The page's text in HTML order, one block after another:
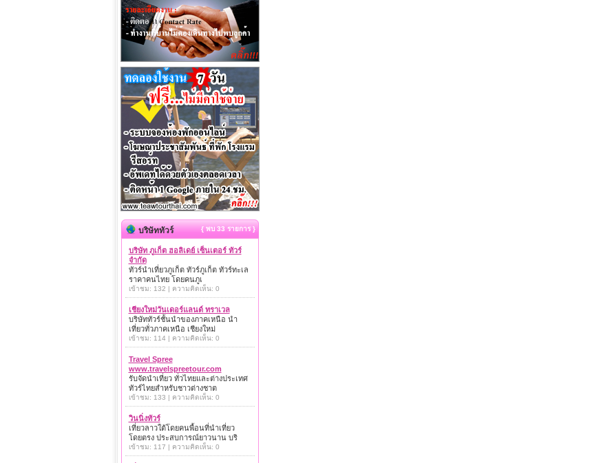
บริษัททัวร์ { พบ 33 รายการ }
บริษัท ภูเก็ต ฮอลิเดย์ เซ็นเตอร์ ทัวร์
จำกัด
ทัวร์นำเที่ยวภูเก็ต ทัวร์ภูเก็ต ทัวร์ทะเล
ราคาคนไทย โดยคนภูเ
เข้าชม: 132 | ความคิดเห็น: 0
เชียงใหม่วันเดอร์แลนด์ ทราเวล
บริษัททัวร์ชั้นนำของภาคเหนือ นำ
เที่ยวทั่วภาคเหนือ เชียงใหม่
เข้าชม: 114 | ความคิดเห็น: 0
Travel Spree
www.travelspreetour.com
รับจัดนำเที่ยว ทั่วไทยและต่างประเทศ
ทัวร์ไทยสำหรับชาวต่างชาต
เข้าชม: 133 | ความคิดเห็น: 0
วินนิ่งทัวร์
เที่ยวลาวใต้โดยคนพื้อนที่นำเที่ยว
โดยตรง ประสบการณ์ยาวนาน บริ
เข้าชม: 117 | ความคิดเห็น: 0